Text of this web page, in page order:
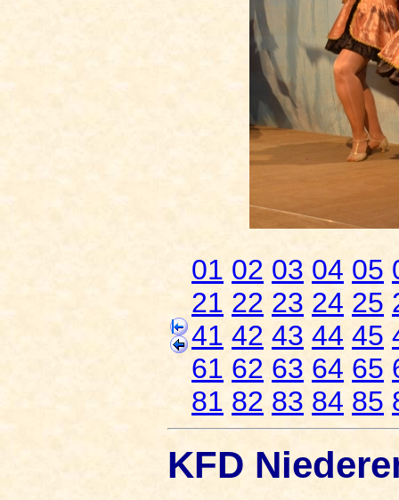
01 02 03 04 05
21 22 23 24 25
41 42 43 44 45
61 62 63 64 65
81 82 83 84 85
KFD